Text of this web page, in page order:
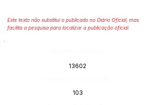
Este texto não substitui o publicado no Diário Oficial, mas
facilita a pesquisa para localizar a publicação oficial.
13602
103